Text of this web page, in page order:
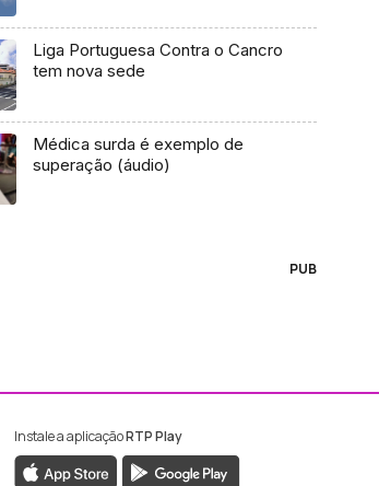
Liga Portuguesa Contra o Cancro
tem nova sede
Médica surda é exemplo de
superação (áudio)
PUB
Madeira
RTP Madeira
Instale a aplicaçãoRTP Play